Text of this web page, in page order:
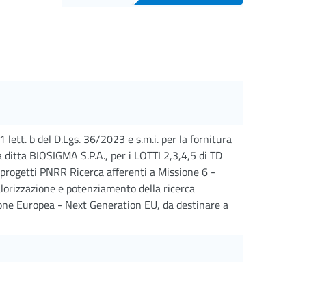
b del D.Lgs. 36/2023 e s.m.i. per la fornitura
BIOSIGMA S.P.A., per i LOTTI 2,3,4,5 di TD
PNRR Ricerca afferenti a Missione 6 -
e potenziamento della ricerca
Europea - Next Generation EU, da destinare a